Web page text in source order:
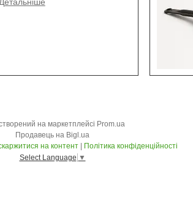
на маркетплейсі Prom.ua
Продавець на Bigl.ua
на контент
Політика конфіденційності
Select Language ▼